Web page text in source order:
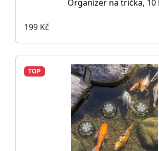
Organizér na trička, 10
199 Kč
TOP